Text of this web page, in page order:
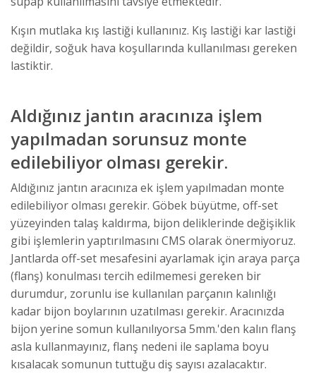
Kışın mutlaka kış lastiği kullanınız. Kış lastiği kar lastiği
değildir, soğuk hava koşullarında kullanılması gereken
lastiktir.
Aldığınız jantın aracınıza işlem
yapılmadan sorunsuz monte
edilebiliyor olması gerekir.
Aldığınız jantın aracınıza ek işlem yapılmadan monte
edilebiliyor olması gerekir. Göbek büyütme, off-set
yüzeyinden talaş kaldırma, bijon deliklerinde değişiklik
gibi işlemlerin yaptırılmasını CMS olarak önermiyoruz.
Jantlarda off-set mesafesini ayarlamak için araya parça
(flanş) konulması tercih edilmemesi gereken bir
durumdur, zorunlu ise kullanılan parçanın kalınlığı
kadar bijon boylarının uzatılması gerekir. Aracınızda
bijon yerine somun kullanılıyorsa 5mm.'den kalın flanş
asla kullanmayınız, flanş nedeni ile saplama boyu
kısalacak somunun tuttuğu diş sayısı azalacaktır.